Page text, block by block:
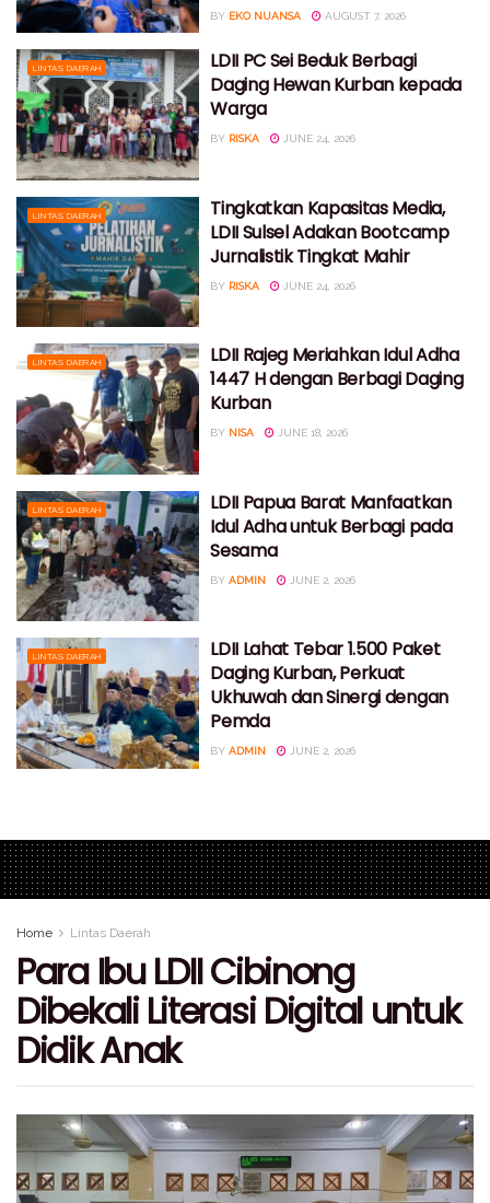
BY EKO NUANSA AUGUST 7, 2026
LINTAS DAERAH
LDII PC Sei Beduk Berbagi
Daging Hewan Kurban kepada
Warga
BY RISKA JUNE 24, 2026
LINTAS DAERAH
Tingkatkan Kapasitas Media,
LDII Sulsel Adakan Bootcamp
Jurnalistik Tingkat Mahir
BY RISKA JUNE 24, 2026
LINTAS DAERAH
LDII Rajeg Meriahkan Idul Adha
1447 H dengan Berbagi Daging
Kurban
BY NISA JUNE 18, 2026
LINTAS DAERAH
LDII Papua Barat Manfaatkan
Idul Adha untuk Berbagi pada
Sesama
BY ADMIN JUNE 2, 2026
LINTAS DAERAH
LDII Lahat Tebar 1.500 Paket
Daging Kurban, Perkuat
Ukhuwah dan Sinergi dengan
Pemda
BY ADMIN JUNE 2, 2026
Home Lintas Daerah
Para Ibu LDII Cibinong
Dibekali Literasi Digital untuk
Didik Anak